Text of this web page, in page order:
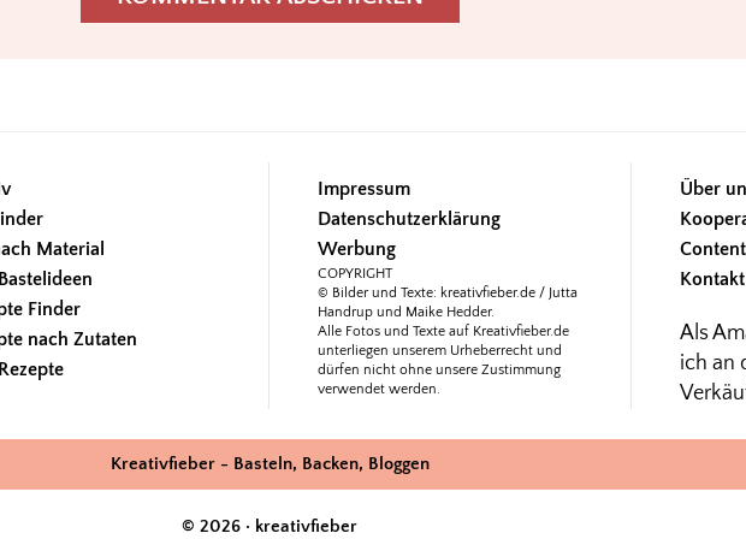
Material
Finder
nach Zutaten
Impressum
Datenschutzerklärung
Werbung
COPYRIGHT
© Bilder und Texte: kreativfieber.de / Jutta
Handrup und Maike Hedder.
Alle Fotos und Texte auf Kreativfieber.de
unterliegen unserem Urheberrecht und
dürfen nicht ohne unsere Zustimmung
verwendet werden.
Über
Kontakt
Als
ich an
Kreativfieber - Basteln, Backen, Bloggen
© 2026 · kreativfieber